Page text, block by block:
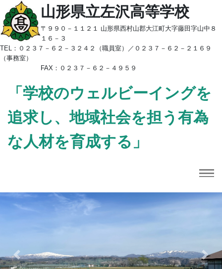
山形県立左沢高等学校
〒９９０－１１２１ 山形県西村山郡大江町大字藤田字山中８
１６－３
TEL： ０２３７－６２－３２４２（職員室）／ ０２３７－６２－２１６９
（事務室）
FAX：０２３７－６２－４９５９
「学校のウェルビーイングを
追求し、地域社会を担う有為
な人材を育成する」
Previous Next
Topics
科目「果樹」 ～農業法人との研修・相
談会～